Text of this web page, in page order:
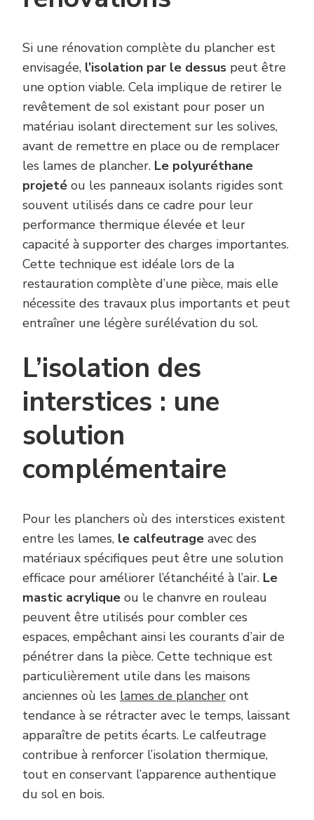
Si une rénovation complète du plancher est
envisagée, l’isolation par le dessus peut être
une option viable. Cela implique de retirer le
revêtement de sol existant pour poser un
matériau isolant directement sur les solives,
avant de remettre en place ou de remplacer
les lames de plancher. Le polyuréthane
projeté ou les panneaux isolants rigides sont
souvent utilisés dans ce cadre pour leur
performance thermique élevée et leur
capacité à supporter des charges importantes.
Cette technique est idéale lors de la
restauration complète d’une pièce, mais elle
nécessite des travaux plus importants et peut
entraîner une légère surélévation du sol.
L’isolation des
interstices : une
solution
complémentaire
Pour les planchers où des interstices existent
entre les lames, le calfeutrage avec des
matériaux spécifiques peut être une solution
efficace pour améliorer l’étanchéité à l’air. Le
mastic acrylique ou le chanvre en rouleau
peuvent être utilisés pour combler ces
espaces, empêchant ainsi les courants d’air de
pénétrer dans la pièce. Cette technique est
particulièrement utile dans les maisons
anciennes où les lames de plancher ont
tendance à se rétracter avec le temps, laissant
apparaître de petits écarts. Le calfeutrage
contribue à renforcer l’isolation thermique,
tout en conservant l’apparence authentique
du sol en bois.